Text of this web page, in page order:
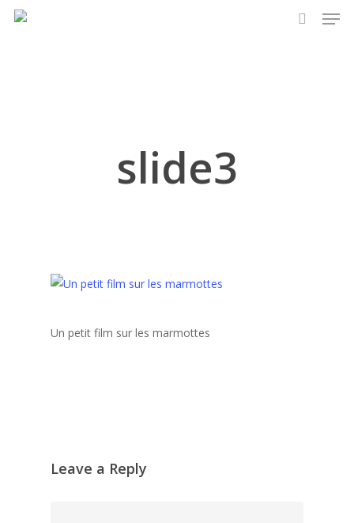
Skip
slide3
Un petit film sur les marmottes
Leave a Reply